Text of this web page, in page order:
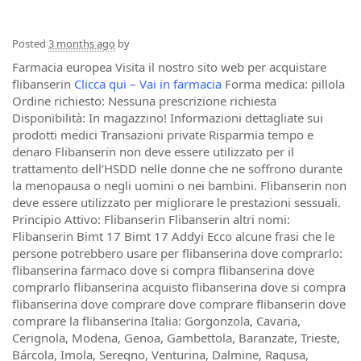
Posted 3 months ago by
Farmacia europea Visita il nostro sito web per acquistare
flibanserin Clicca qui – Vai in farmacia Forma medica: pillola
Ordine richiesto: Nessuna prescrizione richiesta
Disponibilità: In magazzino! Informazioni dettagliate sui
prodotti medici Transazioni private Risparmia tempo e
denaro Flibanserin non deve essere utilizzato per il
trattamento dell’HSDD nelle donne che ne soffrono durante
la menopausa o negli uomini o nei bambini. Flibanserin non
deve essere utilizzato per migliorare le prestazioni sessuali.
Principio Attivo: Flibanserin Flibanserin altri nomi:
Flibanserin Bimt 17 Bimt 17 Addyi Ecco alcune frasi che le
persone potrebbero usare per flibanserina dove comprarlo:
flibanserina farmaco dove si compra flibanserina dove
comprarlo flibanserina acquisto flibanserina dove si compra
flibanserina dove comprare dove comprare flibanserin dove
comprare la flibanserina Italia: Gorgonzola, Cavaria,
Cerignola, Modena, Genoa, Gambettola, Baranzate, Trieste,
Bárcola, Imola, Seregno, Venturina, Dalmine, Ragusa,